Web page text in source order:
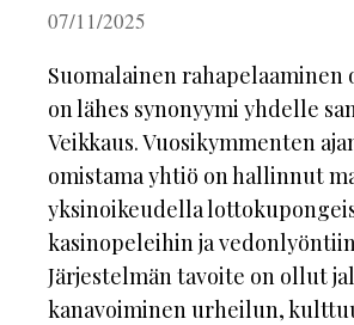
07/11/2025
Suomalainen rahapelaaminen
on lähes synonyymi yhdelle
Veikkaus. Vuosikymmenten
omistama yhtiö on hallinnut
yksinoikeudella
kasinopeleihin ja
Järjestelmän tavoite on ollut
kanavoiminen urheilun,